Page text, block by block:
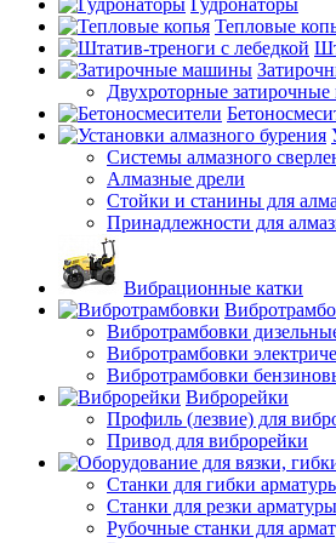
Гудронаторы
Тепловые
Двухроторные
Системы алмазного
Алмазные дрели
Стойки и станины для
Принадлежности для
Вибрационные катки
Вибротрамбовки
Вибротрамбовки
Вибротрамбовки
Виброрейки
Профиль (лезвие) для
Привод для виброрейки
Станки для гибки
Станки для резки арматуры
Рубочные станки для